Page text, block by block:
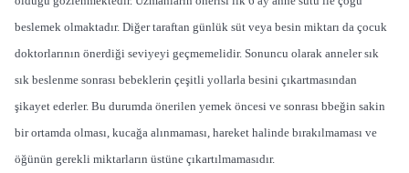
beslemek olmaktadır. Diğer taraftan günlük süt veya besin miktarı da çocuk
doktorlarının önerdiği seviyeyi geçmemelidir. Sonuncu olarak anneler sık
sık beslenme sonrası bebeklerin çeşitli yollarla besini çıkartmasından
şikayet ederler. Bu durumda önerilen yemek öncesi ve sonrası bbeğin sakin
bir ortamda olması, kucağa alınmaması, hareket halinde bırakılmaması ve
öğünün gerekli miktarların üstüne çıkartılmamasıdır.